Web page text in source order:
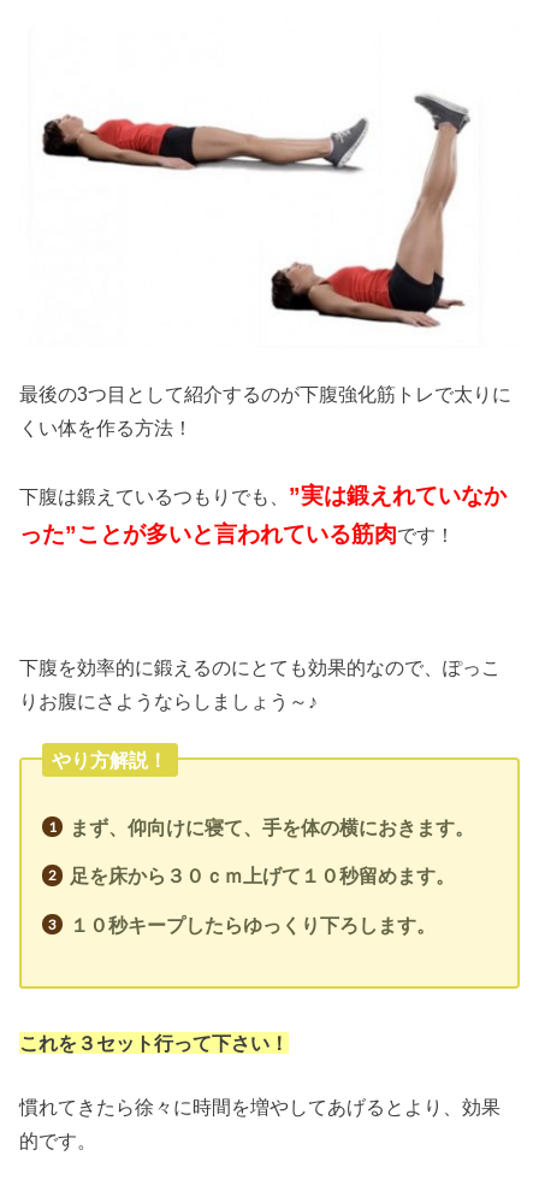
最後の3つ目として紹介するのが下腹強化筋トレで太りに
くい体を作る方法！
下腹は鍛えているつもりでも、 ”実は鍛えれていなか
った”ことが多いと言われている筋肉です！
下腹を効率的に鍛えるのにとても効果的なので、ぽっこ
りお腹にさようならしましょう～♪
やり方解説！
まず、仰向けに寝て、手を体の横におきます。
足を床から３０ｃｍ上げて１０秒留めます。
１０秒キープしたらゆっくり下ろします。
これを３セット行って下さい！
慣れてきたら徐々に時間を増やしてあげるとより、効果
的です。